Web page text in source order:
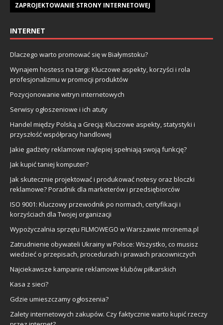
ZAPROJEKTOWANIE STRONY INTERNETOWEJ
INTERNET
Dlaczego warto promować się w Białymstoku?
Wynajem hostess na targi: Kluczowe aspekty, korzyści i rola
profesjonalizmu w promocji produktów
Pozycjonowanie witryn internetowych
Serwisy ogłoszeniowe i ich atuty
Handel między Polską a Grecją: Kluczowe aspekty, statystyki i
przyszłość współpracy handlowej
Jakie gadżety reklamowe najlepiej spełniają swoją funkcję?
Jak kupić taniej komputer?
Jak skutecznie projektować i produkować notesy oraz bloczki
reklamowe? Poradnik dla marketerów i przedsiębiorców
ISO 9001: Kluczowy przewodnik po normach, certyfikacji i
korzyściach dla Twojej organizacji
Wypożyczalnia sprzętu FILMOWEGO w Warszawie mrcinema.pl
Zatrudnienie obywateli Ukrainy w Polsce: Wszystko, co musisz
wiedzieć o przepisach, procedurach i prawach pracowniczych
Najciekawsze kampanie reklamowe klubów piłkarskich
Kasa z sieci?
Gdzie umieszczamy ogłoszenia?
Zalety internetowych zakupów. Czy faktycznie warto kupić rzeczy